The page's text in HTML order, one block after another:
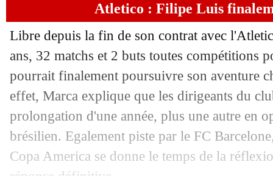
Atletico : Filipe Luis
Libre depuis la fin de son contrat avec
ans, 32 matchs et 2 buts toutes compétitions
pourrait finalement poursuivre son aventure
effet, Marca explique que les dirigeants du
prolongation d'une année, plus une autre en
brésilien. Egalement piste par le FC
Copa America se donne le temps de la
10/07 Bayern: une offensive pour Ziyech ?
10/07 OM: Fenerbahçe s'attaque à Njie
10/07 Bayern : Kovac ne lâche pas
10/07 PSG: Leonardo va parler avec Cavani
10/07 Real: Arsenal propose 20 M€ pour